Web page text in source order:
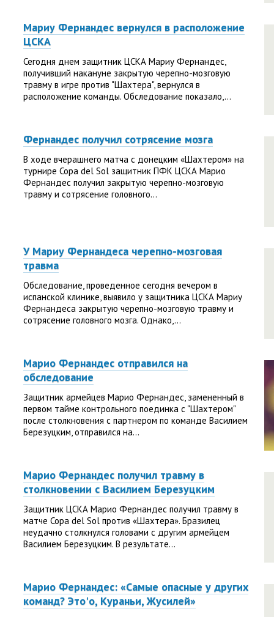
Мариу Фернандес вернулся в расположение
ЦСКА
Сегодня днем защитник ЦСКА Мариу Фернандес,
получивший накануне закрытую черепно-мозговую
травму в игре против "Шахтера", вернулся в
расположение команды. Обследование показало,...
Фернандес получил сотрясение мозга
В ходе вчерашнего матча с донецким «Шахтером» на
турнире Copa del Sol защитник ПФК ЦСКА Марио
Фернандес получил закрытую черепно-мозговую
травму и сотрясение головного...
У Мариу Фернандеса черепно-мозговая
травма
Обследование, проведенное сегодня вечером в
испанской клинике, выявило у защитника ЦСКА Мариу
Фернандеса закрытую черепно-мозговую травму и
сотрясение головного мозга. Однако,...
Марио Фернандес отправился на
обследование
Защитник армейцев Марио Фернандес, замененный в
первом тайме контрольного поединка с "Шахтером"
после столкновения с партнером по команде Василием
Березуцким, отправился на...
Марио Фернандес получил травму в
столкновении с Василием Березуцким
Защитник ЦСКА Марио Фернандес получил травму в
матче Copa del Sol против «Шахтера». Бразилец
неудачно столкнулся головами с другим армейцем
Василием Березуцким. В результате...
Марио Фернандес: «Самые опасные у других
команд? Это'о, Кураньи, Жусилей»